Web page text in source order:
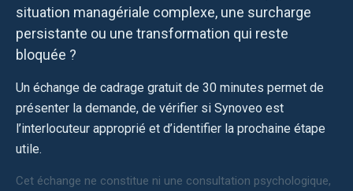
situation managériale complexe, une surcharge
persistante ou une transformation qui reste
bloquée ?
Un échange de cadrage gratuit de 30 minutes permet de
présenter la demande, de vérifier si Synoveo est
l’interlocuteur approprié et d’identifier la prochaine étape
utile.
Cet échange ne constitue ni une consultation psychologique,